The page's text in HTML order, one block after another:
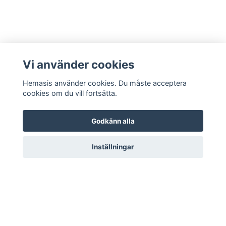
Kontakta oss
Vi använder cookies
Hemasis använder cookies. Du måste acceptera
cookies om du vill fortsätta.
Godkänn alla
Inställningar